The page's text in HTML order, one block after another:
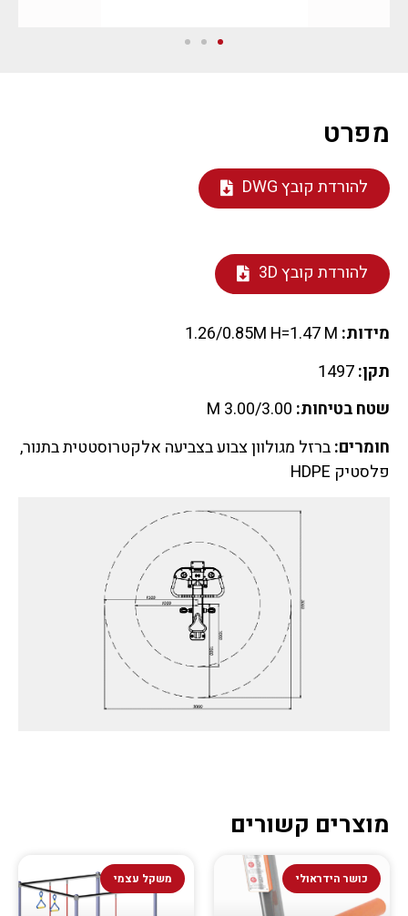
מפרט
להורדת קובץ DWG
להורדת קובץ 3D
מידות:
תקן:
שטח בטיחות: 3.00/3.00 M
חומרים:ברזל מגולוון צבוע בצביעה אלקטרוסטטית בתנור,
פלסטיק HDPE
מוצרים קשורים
כושר הידראולי משקל עצמי